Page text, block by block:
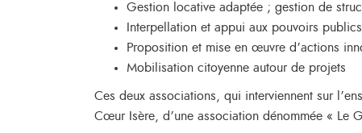
Gestion locative adaptée ; gestion de
Interpellation et appui aux pouvoirs
Proposition et mise en œuvre d’actions
Mobilisation citoyenne autour de projets
Ces deux associations, qui interviennent sur
Cœur Isère, d’une association dénommée « Le